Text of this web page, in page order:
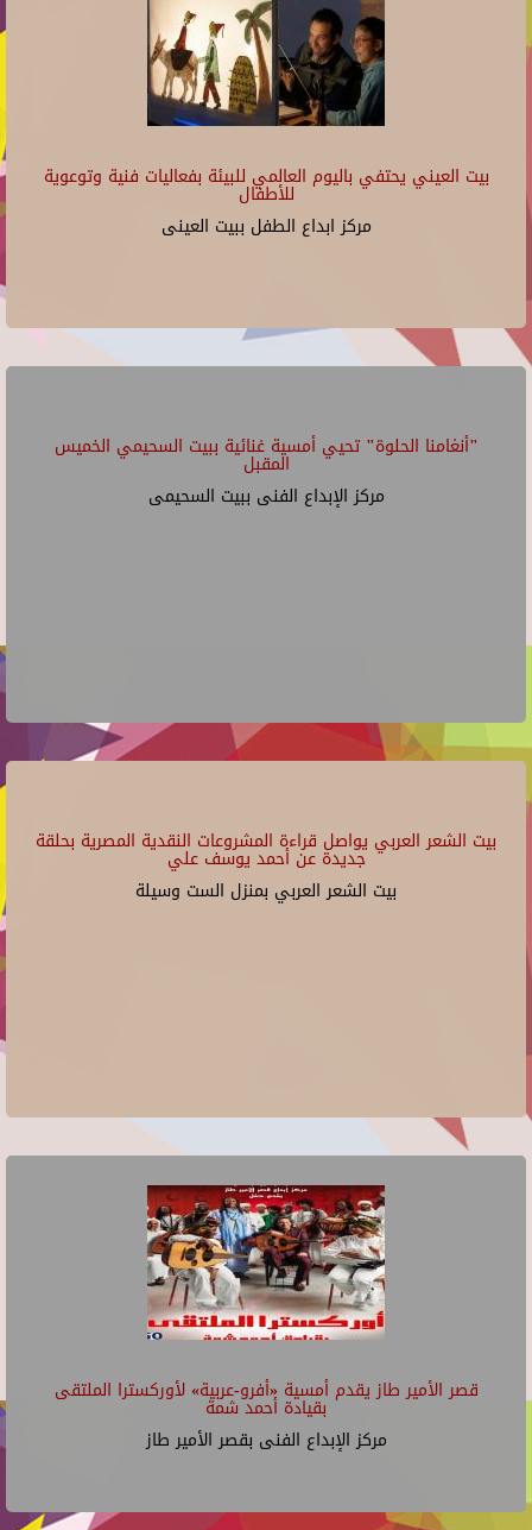
بيت العيني يحتفي باليوم العالمي للبيئة بفعاليات فنية وتوعوية
للأطفال
مركز ابداع الطفل ببيت العينى
"أنغامنا الحلوة" تحيي أمسية غنائية ببيت السحيمي الخميس
المقبل
مركز الإبداع الفنى ببيت السحيمى
بيت الشعر العربي يواصل قراءة المشروعات النقدية المصرية بحلقة
جديدة عن أحمد يوسف علي
بيت الشعر العربي بمنزل الست وسيلة
قصر الأمير طاز يقدم أمسية «أفرو-عربية» لأوركسترا الملتقى
بقيادة أحمد شمة
مركز الإبداع الفنى بقصر الأمير طاز